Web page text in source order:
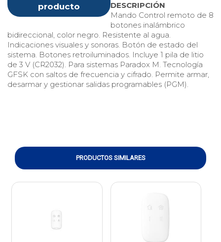
producto
DESCRIPCIÓN
Mando Control remoto de 8
botones inalámbrico
bidireccional, color negro. Resistente al agua.
Indicaciones visuales y sonoras. Botón de estado del
sistema. Botones retroiluminados. Incluye 1 pila de litio
de 3 V (CR2032). Para sistemas Paradox M. Tecnología
GFSK con saltos de frecuencia y cifrado. Permite armar,
desarmar y gestionar salidas programables (PGM).
PRODUCTOS SIMILARES